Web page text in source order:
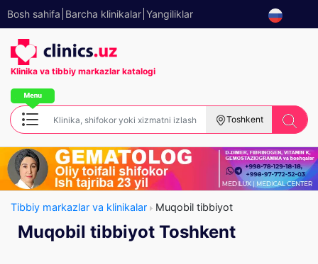
Bosh sahifa Barcha klinikalar Yangiliklar
Klinika va tibbiy markazlar katalogi
Toshkent
Tibbiy markazlar va klinikalar Muqobil tibbiyot
Muqobil tibbiyot Toshkent